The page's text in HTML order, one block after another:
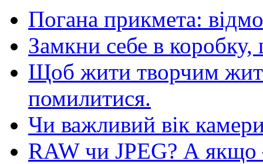
Погана прикмета:
Замкни себе в
Щоб жити творчим
помилитися.
Чи важливий вік
RAW чи JPEG? А якщо